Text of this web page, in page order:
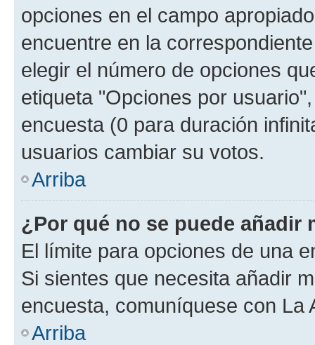
opciones en el campo
encuentre en la
elegir el número de opciones
etiqueta "Opciones por
encuesta (0 para duración
usuarios cambiar su votos.
Arriba
¿Por qué no se puede añadir
El límite para opciones de una
Si sientes que necesita añadir
encuesta, comuníquese con La
Arriba